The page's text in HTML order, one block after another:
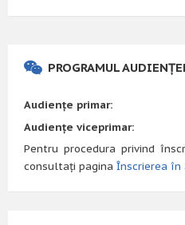
PROGRAMUL
Audiențe primar:
Audiențe viceprimar:
Pentru procedura privind
consultați pagina Înscrierea în